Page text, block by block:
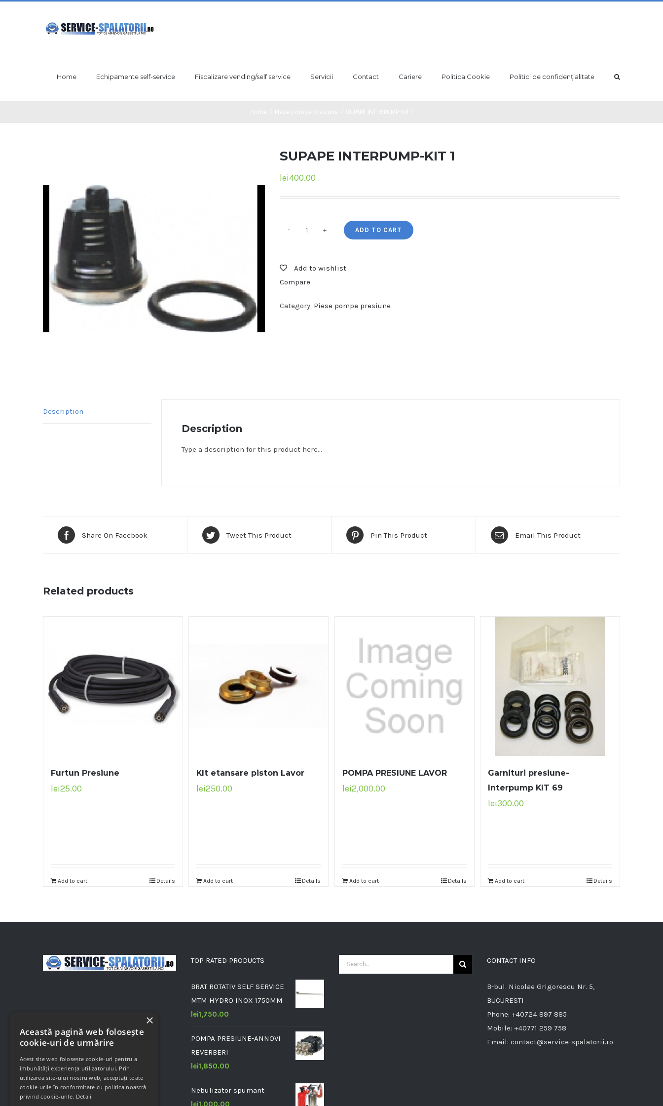
Home Echipamente self-service Fiscalizare vending/self service Servicii Contact Cariere Politica Cookie Politici de confidențialitate
SUPAPE INTERPUMP-KIT 1
lei400.00
KIT
ADD TO CART
Add to wishlist
Compare
Category: Piese pompe presiune
Description
Description
Type a description for this product here…
Share On Facebook Tweet This Product Pin This Product Email This Product
Related products
Furtun Presiune
lei25.00
Add to cart Details
KIt etansare piston Lavor
lei250.00
Add to cart Details
POMPA PRESIUNE LAVOR
lei2,000.00
Add to cart Details
Garnituri presiune-
Interpump KIT 69
lei300.00
Add to cart Details
TOP RATED PRODUCTS
BRAT ROTATIV SELF SERVICE
MTM HYDRO INOX 1750MM
lei1,750.00
POMPA PRESIUNE-ANNOVI
REVERBERI
lei1,850.00
Nebulizator spumant
lei1,000.00
Search
for:
CONTACT INFO
B-bul. Nicolae Grigorescu Nr. 5,
BUCURESTI
Phone: +40724 897 885
Mobile: +40771 259 758
Email: contact@service-spalatorii.ro
Această pagină web folosește
cookie-uri de urmărire
Acest site web folosește cookie-uri pentru a
îmbunătăți experiența utilizatorului. Prin
utilizarea site-ului nostru web, acceptați toate
cookie-urile în conformitate cu politica noastră
privind cookie-urile. Detalii
×